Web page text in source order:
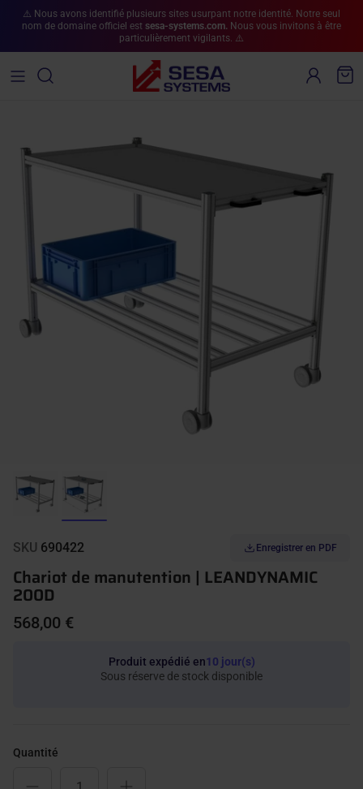
Aller au contenu
⚠️ Nous avons identifié plusieurs sites usurpant notre identité. Notre seul
nom de domaine officiel est sesa-systems.com. Nous vous invitons à être
particulièrement vigilants. ⚠️
Compte
SKU 690422 Enregistrer en PDF
Chariot de manutention | LEANDYNAMIC
200D
568,00 €
Produit expédié en10 jour(s)
Sous réserve de stock disponible
Quantité